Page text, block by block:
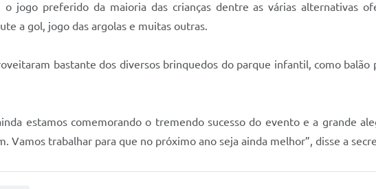
jogo preferido da maioria das crianças dentre as várias alternativas
a gol, jogo das argolas e muitas outras.
bastante dos diversos brinquedos do parque infantil, como
estamos comemorando o tremendo sucesso do evento e a grande
Vamos trabalhar para que no próximo ano seja ainda melhor”, disse a